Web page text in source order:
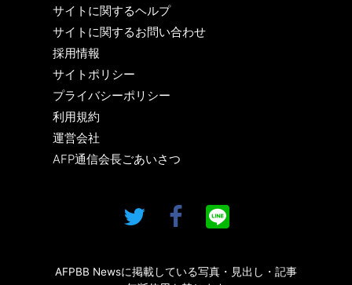
サイトに関するヘルプ
サイトに関するお問い合わせ
採用情報
サイトポリシー
プライバシーポリシー
利用規約
運営会社
AFP通信会長ごあいさつ
AFPBB Newsに掲載している写真・見出し・記事